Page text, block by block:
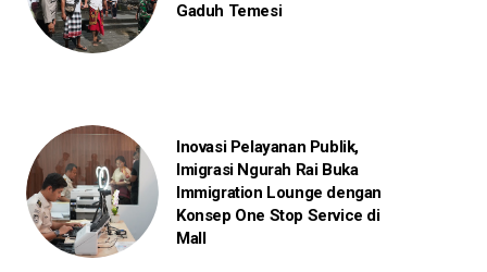
Gaduh Temesi
Inovasi Pelayanan Publik,
Imigrasi Ngurah Rai Buka
Immigration Lounge dengan
Konsep One Stop Service di
Mall